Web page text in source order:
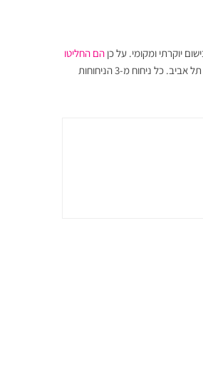
הם החליטו
מותג בישום חדשני משלהם. המותג נטול מגדר ושואב השראה מההיסטוריה האנרגיה והגיוון המיוחד של תל אביב. כל ניחוח מ-3 הניחוחות